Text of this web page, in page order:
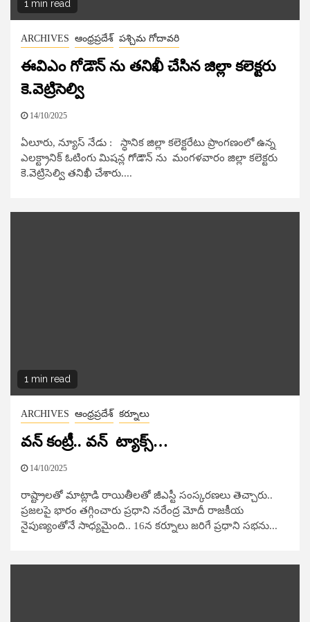
1 min read
ARCHIVES ఆంధ్రప్రదేశ్ పశ్చిమ గోదావరి
ఈవిఎం గోడౌన్ ను తనిఖీ చేసిన జిల్లా కలెక్టరు
కె.వెట్రిసెల్వి
14/10/2025
ఏలూరు, న్యూస్ నేడు : స్ధానిక జిల్లా కలెక్టరేటు ప్రాంగణంలో ఉన్న
ఎలక్ట్రానిక్ ఓటింగు మిషన్ల గోడౌన్ ను మంగళవారం జిల్లా కలెక్టరు
కె.వెట్రిసెల్వి తనిఖీ చేశారు....
1 min read
ARCHIVES ఆంధ్రప్రదేశ్ కర్నూలు
వన్ కంట్రీ.. వన్ ట్యాక్స్…
14/10/2025
రాష్ట్రాలతో మాట్లాడి రాయితీలతో జీఎస్టీ సంస్కరణలు తెచ్చారు..
ప్రజలపై భారం తగ్గించారు ప్రధాని నరేంద్ర మోదీ రాజకీయ
నైపుణ్యంతోనే సాధ్యమైంది.. 16న కర్నూలు జరిగే ప్రధాని సభను...